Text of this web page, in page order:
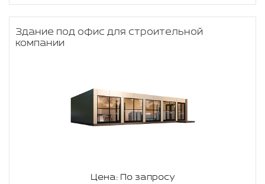
Здание под офис для строительной
компании
Цена: По запросу